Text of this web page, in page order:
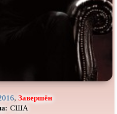
Про гангстеров
Про корабли и подводные
Про любовь
, Завершён
США